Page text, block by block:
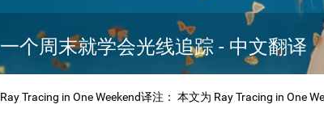
一个周末就学会光线追踪 - 中文翻译
Ray Tracing in One Weekend译注： 本文为 Ray Tracing in One